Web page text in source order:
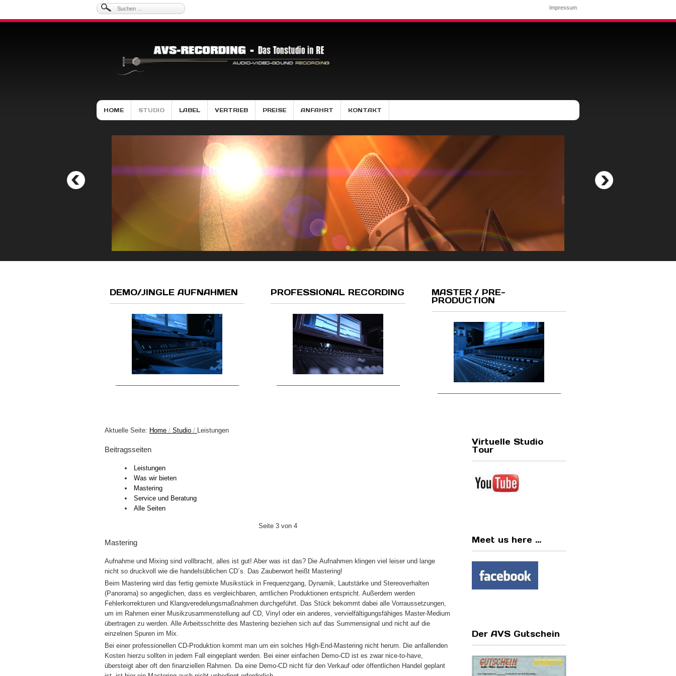
Impressum
HOME STUDIO LABEL VERTRIEB PREISE ANFAHRT KONTAKT
DEMO/JINGLE AUFNAHMEN PROFESSIONAL RECORDING
MASTER / PRE-
PRODUCTION
Aktuelle Seite: Home Studio Leistungen
Beitragsseiten
Leistungen
Was wir bieten
Mastering
Service und Beratung
Alle Seiten
Seite 3 von 4
Mastering
Aufnahme und Mixing sind vollbracht, alles ist gut! Aber was ist das? Die Aufnahmen klingen viel leiser und lange
nicht so druckvoll wie die handelsüblichen CD´s. Das Zauberwort heißt Mastering!
Beim Mastering wird das fertig gemixte Musikstück in Frequenzgang, Dynamik, Lautstärke und Stereoverhalten
(Panorama) so angeglichen, dass es vergleichbaren, amtlichen Produktionen entspricht. Außerdem werden
Fehlerkorrekturen und Klangveredelungsmaßnahmen durchgeführt. Das Stück bekommt dabei alle Vorraussetzungen,
um im Rahmen einer Musikzusammenstellung auf CD, Vinyl oder ein anderes, vervielfältigungsfähiges Master-Medium
übertragen zu werden. Alle Arbeitsschritte des Mastering beziehen sich auf das Summensignal und nicht auf die
einzelnen Spuren im Mix.
Bei einer professionellen CD-Produktion kommt man um ein solches High-End-Mastering nicht herum. Die anfallenden
Kosten hierzu sollten in jedem Fall eingeplant werden. Bei einer einfachen Demo-CD ist es zwar nice-to-have,
übersteigt aber oft den finanziellen Rahmen. Da eine Demo-CD nicht für den Verkauf oder öffentlichen Handel geplant
Virtuelle Studio
Tour
Meet us here ...
Der AVS Gutschein